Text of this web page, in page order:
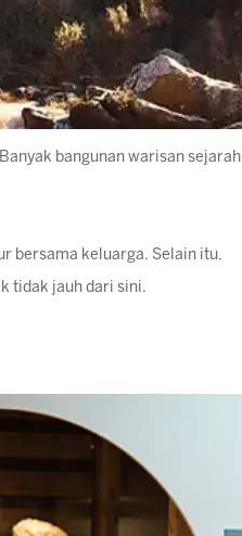
bangunan warisan sejarah
bersama keluarga. Selain itu,
tidak jauh dari sini.